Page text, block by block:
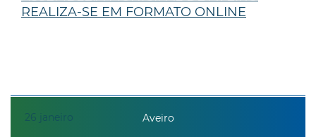
26 janeiro
REALIZA-SE EM FORMATO ONLINE
Aveiro